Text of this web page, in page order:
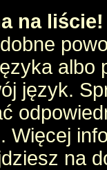
na liście!
albo
język.
Więcej
na